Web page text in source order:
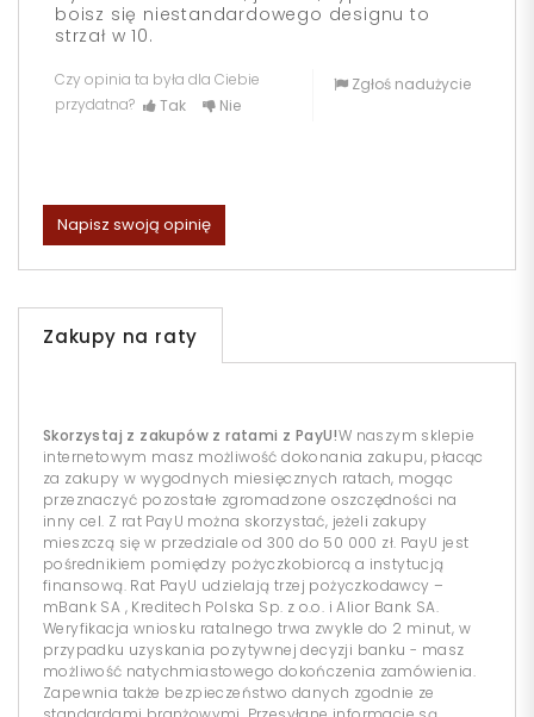
boisz się niestandardowego designu to
strzał w 10.
Czy opinia ta była dla Ciebie
przydatna?
Tak Nie
Zgłoś nadużycie
Napisz swoją opinię
Zakupy na raty
Skorzystaj z zakupów z ratami z PayU!W naszym sklepie
internetowym masz możliwość dokonania zakupu, płacąc
za zakupy w wygodnych miesięcznych ratach, mogąc
przeznaczyć pozostałe zgromadzone oszczędności na
inny cel. Z rat PayU można skorzystać, jeżeli zakupy
mieszczą się w przedziale od 300 do 50 000 zł. PayU jest
pośrednikiem pomiędzy pożyczkobiorcą a instytucją
finansową. Rat PayU udzielają trzej pożyczkodawcy –
mBank SA , Kreditech Polska Sp. z o.o. i Alior Bank SA.
Weryfikacja wniosku ratalnego trwa zwykle do 2 minut, w
przypadku uzyskania pozytywnej decyzji banku - masz
możliwość natychmiastowego dokończenia zamówienia.
Zapewnia także bezpieczeństwo danych zgodnie ze